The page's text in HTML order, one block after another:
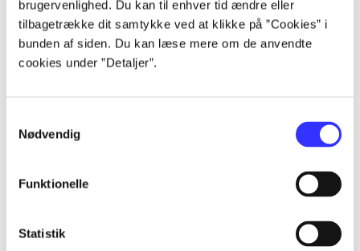
brugervenlighed. Du kan til enhver tid ændre eller
tilbagetrække dit samtykke ved at klikke på ”Cookies” i
bunden af siden. Du kan læse mere om de anvendte
cookies under ”Detaljer”.
Nødvendig
Funktionelle
Statistik
...